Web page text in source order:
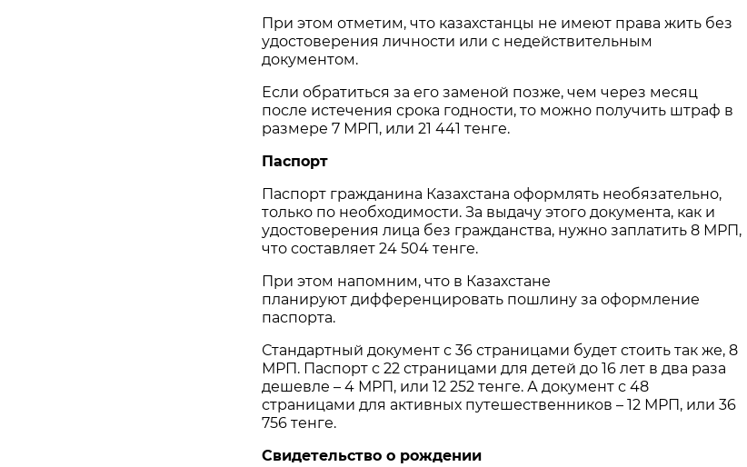
При этом отметим, что казахстанцы не имеют права жить без
удостоверения личности или с недействительным
документом.
Если обратиться за его заменой позже, чем через месяц
после истечения срока годности, то можно получить штраф в
размере 7 МРП, или 21 441 тенге.
Паспорт
Паспорт гражданина Казахстана оформлять необязательно,
только по необходимости. За выдачу этого документа, как и
удостоверения лица без гражданства, нужно заплатить 8 МРП,
что составляет 24 504 тенге.
При этом напомним, что в Казахстане
планируют дифференцировать пошлину за оформление
паспорта.
Стандартный документ с 36 страницами будет стоить так же, 8
МРП. Паспорт с 22 страницами для детей до 16 лет в два раза
дешевле – 4 МРП, или 12 252 тенге. А документ с 48
страницами для активных путешественников – 12 МРП, или 36
756 тенге.
Свидетельство о рождении